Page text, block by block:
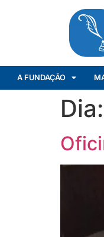
A FUNDAÇÃO
Dia: